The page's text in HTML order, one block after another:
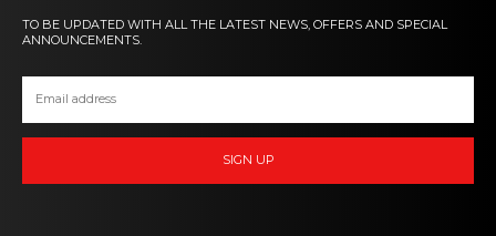
TO BE UPDATED WITH ALL THE LATEST NEWS, OFFERS AND SPECIAL
ANNOUNCEMENTS.
SIGN UP